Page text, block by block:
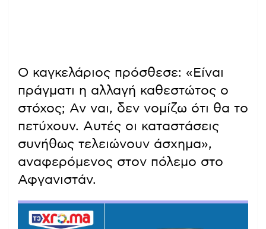
Ο καγκελάριος πρόσθεσε: «Είναι
πράγματι η αλλαγή καθεστώτος ο
στόχος; Αν ναι, δεν νομίζω ότι θα το
πετύχουν. Αυτές οι καταστάσεις
συνήθως τελειώνουν άσχημα»,
αναφερόμενος στον πόλεμο στο
Αφγανιστάν.